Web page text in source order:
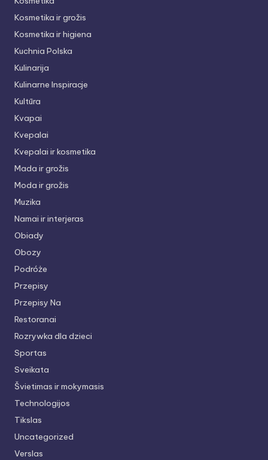
Kosmetika ir grožis
Kosmetika ir higiena
Kuchnia Polska
Kulinarija
Kulinarne Inspiracje
Kultūra
Kvapai
Kvepalai
Kvepalai ir kosmetika
Mada ir grožis
Moda ir grožis
Muzika
Namai ir interjeras
Obiady
Obozy
Podróże
Przepisy
Przepisy Na
Restoranai
Rozrywka dla dzieci
Sportas
Sveikata
Švietimas ir mokymasis
Technologijos
Tikslas
Uncategorized
Verslas